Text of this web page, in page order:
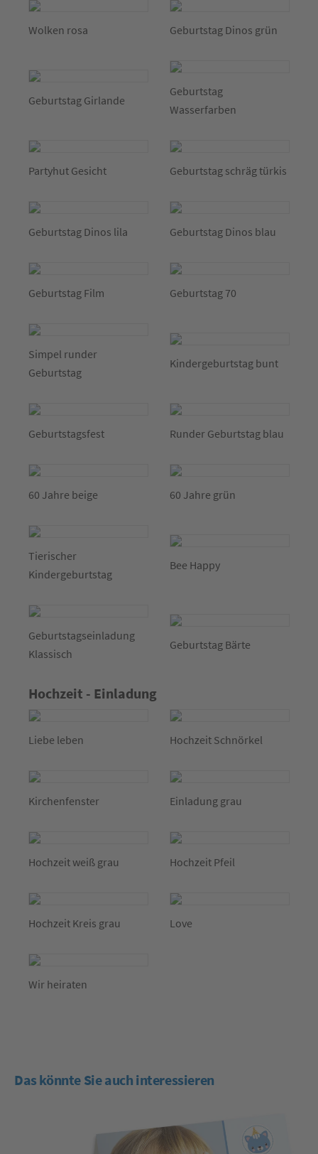
Wolken rosa Geburtstag Dinos grün
Geburtstag Girlande
Geburtstag
Wasserfarben
Partyhut Gesicht Geburtstag schräg türkis
Geburtstag Dinos lila Geburtstag Dinos blau
Geburtstag Film Geburtstag 70
Simpel runder
Geburtstag
Kindergeburtstag bunt
Geburtstagsfest Runder Geburtstag blau
60 Jahre beige 60 Jahre grün
Tierischer
Kindergeburtstag
Bee Happy
Geburtstagseinladung
Klassisch
Geburtstag Bärte
Hochzeit - Einladung
Liebe leben Hochzeit Schnörkel
Kirchenfenster Einladung grau
Hochzeit weiß grau Hochzeit Pfeil
Hochzeit Kreis grau Love
Wir heiraten
Das könnte Sie auch interessieren